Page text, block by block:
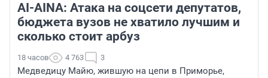
AI-AINA: Атака на соцсети депутатов,
бюджета вузов не хватило лучшим и
сколько стоит арбуз
18 часов 4 763 3
Медведицу Майю, жившую на цепи в Приморье,